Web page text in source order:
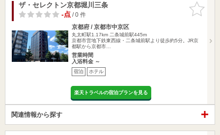
お気に入
りに追加
ザ・セレクトン京都堀川三条
-点/ 0 件
京都府 / 京都市中京区
丸太町駅1.17km 二条城前駅445m
京都市営地下鉄東西線・二条城前駅より徒歩約5分。JR京
都駅から京都市…
営業時間
入浴料金 ～
宿泊 ホテル
楽天トラベルの宿泊プランを見る
関連情報から探す